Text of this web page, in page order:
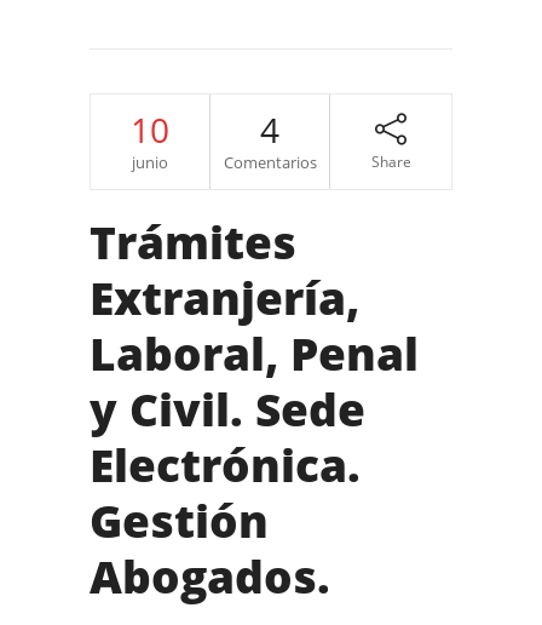
10
junio
4
Comentarios Share
Trámites
Extranjería,
Laboral, Penal
y Civil. Sede
Electrónica.
Gestión
Abogados.